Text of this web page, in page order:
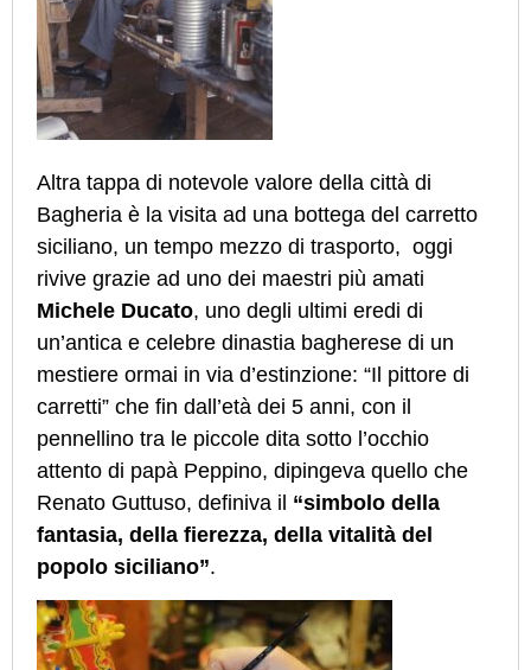
Altra tappa di notevole valore della città di
Bagheria è la visita ad una bottega del carretto
siciliano, un tempo mezzo di trasporto, oggi
rivive grazie ad uno dei maestri più amati
Michele Ducato, uno degli ultimi eredi di
un’antica e celebre dinastia bagherese di un
mestiere ormai in via d’estinzione: “Il pittore di
carretti” che fin dall’età dei 5 anni, con il
pennellino tra le piccole dita sotto l’occhio
attento di papà Peppino, dipingeva quello che
Renato Guttuso, definiva il “simbolo della
fantasia, della fierezza, della vitalità del
popolo siciliano”.